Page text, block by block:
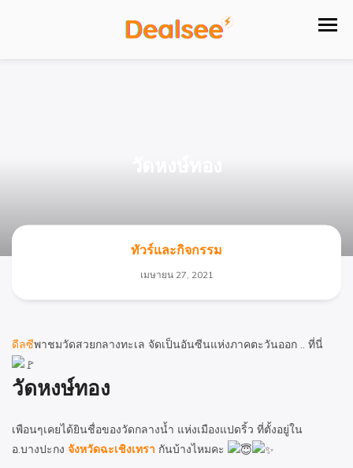
ทัวร์และกิจกรรม
เมษายน 27, 2021
ดีลซีพาชมวัดสวยกลางทะเล จัดเป็นอันซีนแห่งภาคตะวันออก .. ที่นี่
วัดหงษ์ทอง
เพือนๆเคยได้ยินชื่อของวัดกลางน้ำ แห่งเมืองแปดริ้ว ที่ตั้งอยู่ใน
อ.บางปะกง จังหวัดฉะเชิงเทรา กันบ้างไหมคะ